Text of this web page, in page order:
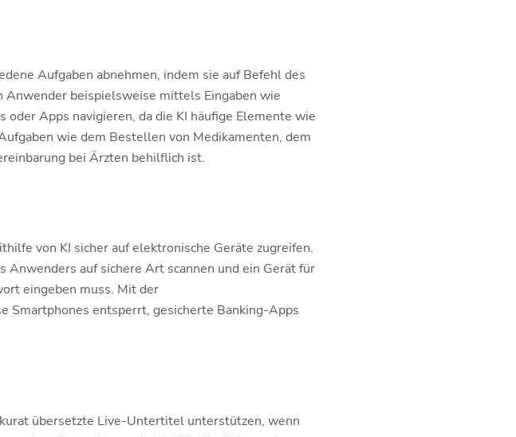
Aufgaben abnehmen, indem sie auf Befehl des
beispielsweise mittels Eingaben wie
Apps navigieren, da die KI häufige Elemente wie
wie dem Bestellen von Medikamenten, dem
bei Ärzten behilflich ist.
von KI sicher auf elektronische Geräte zugreifen.
Anwenders auf sichere Art scannen und ein Gerät für
eingeben muss. Mit der
Smartphones entsperrt, gesicherte Banking-Apps
übersetzte Live-Untertitel unterstützen, wenn